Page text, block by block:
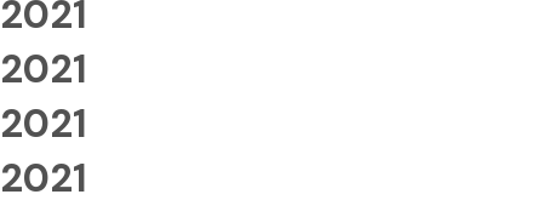
2021
2021
2021
2021